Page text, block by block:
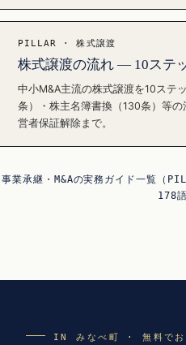
PILLAR · 株式譲渡
株式譲渡の流れ — 10ステ
中小M&A主流の株式譲渡を10ステ
条）・株主名簿書換（130条）等
営者保証解除まで。
事業承継・M&Aの実務ガイド一覧
178
IN みなべ町 · 無料でお